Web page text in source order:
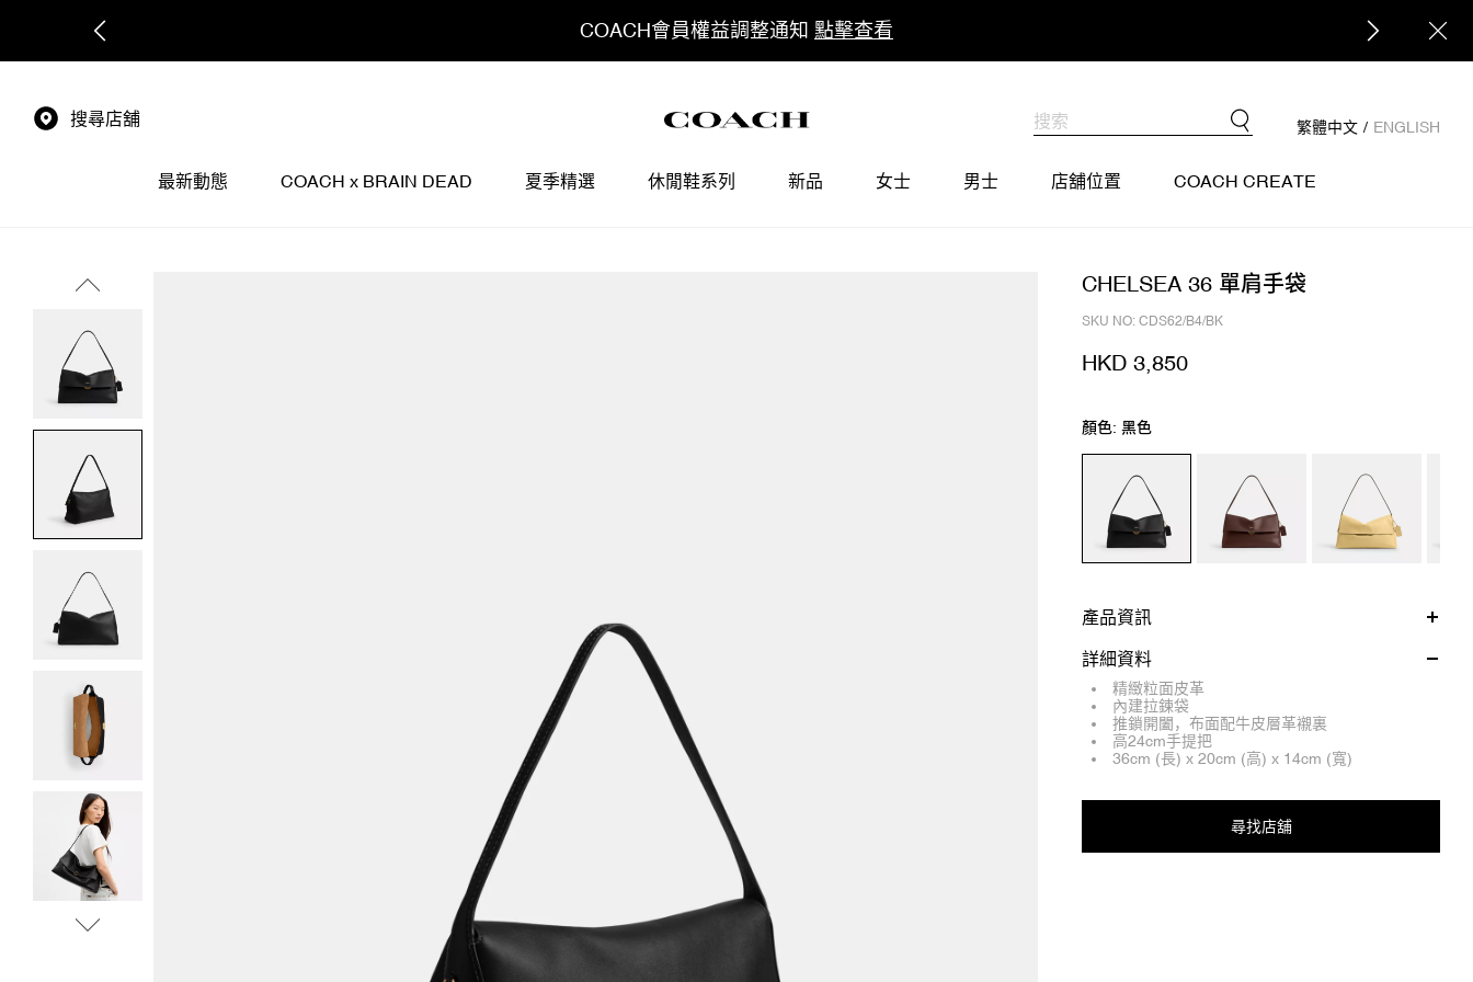
COACH會員權益調整通知 點擊查看
搜尋店舖 繁體中文 / ENGLISH
最新動態 COACH x BRAIN DEAD 夏季精選 休閒鞋系列 新品 女士 男士 店舖位置 COACH CREATE
CHELSEA 36 單肩手袋
SKU NO: CDS62/B4/BK
HKD 3,850
顏色: 黑色
產品資訊
詳細資料
精緻粒面皮革
內建拉鍊袋
推鎖開闔，布面配牛皮層革襯裏
高24cm手提把
36cm (長) x 20cm (高) x 14cm (寬)
尋找店舖